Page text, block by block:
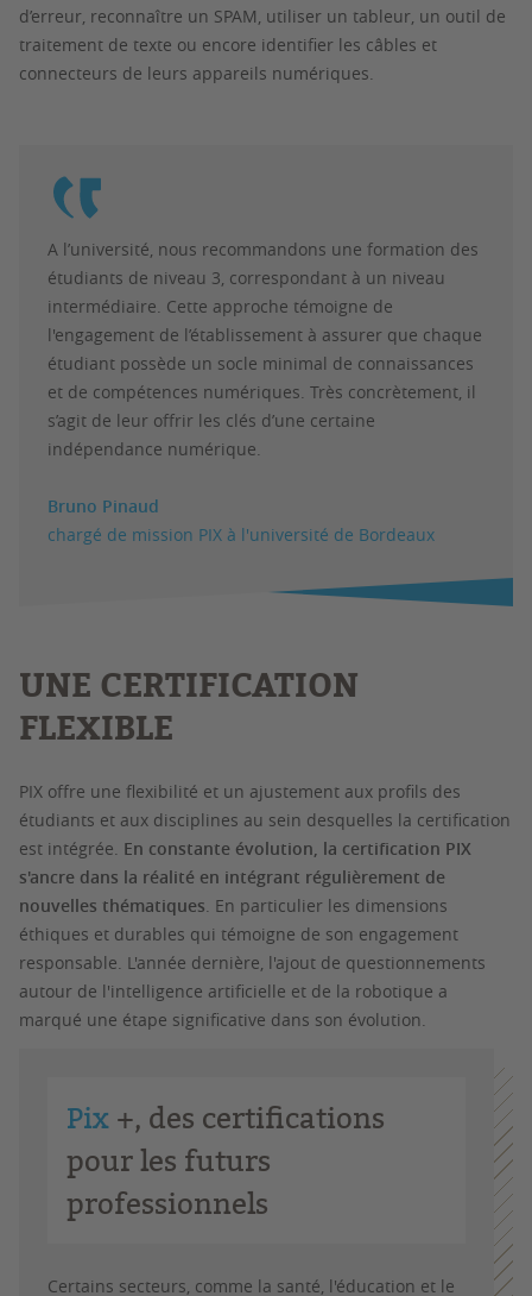
d’erreur, reconnaître un SPAM, utiliser un tableur, un outil de
traitement de texte ou encore identifier les câbles et
connecteurs de leurs appareils numériques.
A l’université, nous recommandons une formation des
étudiants de niveau 3, correspondant à un niveau
intermédiaire. Cette approche témoigne de
l'engagement de l’établissement à assurer que chaque
étudiant possède un socle minimal de connaissances
et de compétences numériques. Très concrètement, il
s’agit de leur offrir les clés d’une certaine
indépendance numérique.
Bruno Pinaud
chargé de mission PIX à l'université de Bordeaux
UNE CERTIFICATION
FLEXIBLE
PIX offre une flexibilité et un ajustement aux profils des
étudiants et aux disciplines au sein desquelles la certification
est intégrée. En constante évolution, la certification PIX
s'ancre dans la réalité en intégrant régulièrement de
nouvelles thématiques. En particulier les dimensions
éthiques et durables qui témoigne de son engagement
responsable. L'année dernière, l'ajout de questionnements
autour de l'intelligence artificielle et de la robotique a
marqué une étape significative dans son évolution.
Pix +, des certifications
pour les futurs
professionnels
Certains secteurs, comme la santé, l'éducation et le